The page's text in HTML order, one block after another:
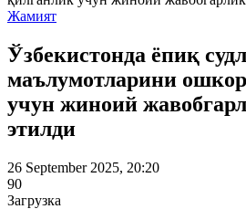
Жамият
Ўзбекистонда ёпиқ
маълумотларини
учун жиноий
этилди
26 September 2025, 20:20
90
Загрузка